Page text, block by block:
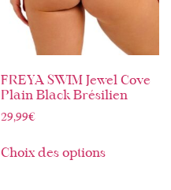
FREYA SWIM Jewel Cove
Plain Black Brésilien
29,99€
Choix des options